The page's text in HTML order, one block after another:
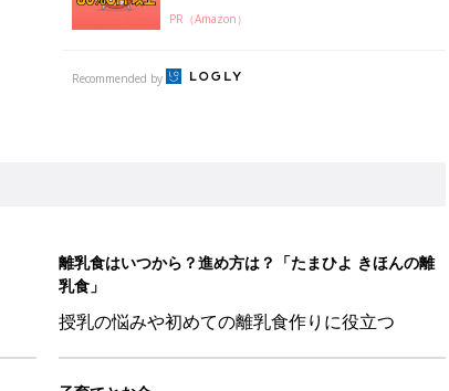
子育てとお金
妊娠・出産・育児にかかる費用やもらえる補助
金・助成金を解説
【無料】お金の勉強会